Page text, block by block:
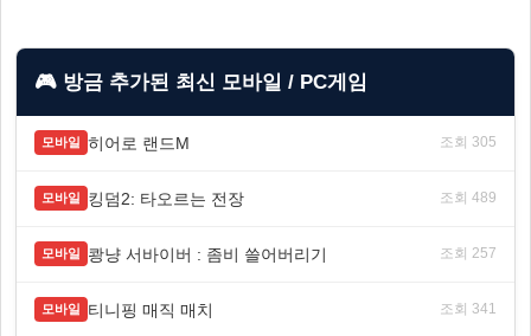
🎮 방금 추가된 최신 모바일 / PC게임
모바일 히어로 랜드M 조회 305
모바일 킹덤2: 타오르는 전장 조회 489
모바일 쾅냥 서바이버 : 좀비 쓸어버리기 조회 257
모바일 티니핑 매직 매치 조회 341